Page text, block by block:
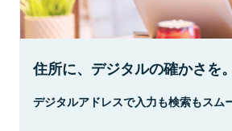
住所に、デジタルの確かさを。
デジタルアドレスで入力も検索もスム